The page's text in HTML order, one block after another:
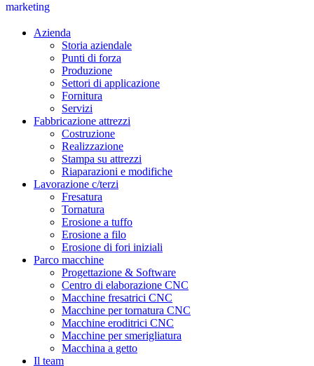
marketing
Azienda
Storia aziendale
Punti di forza
Produzione
Settori di applicazione
Fornitura
Servizi
Fabbricazione attrezzi
Costruzione
Realizzazione
Stampa su attrezzi
Riaparazioni e modifiche
Lavorazione c/terzi
Fresatura
Tornatura
Erosione a tuffo
Erosione a filo
Erosione di fori iniziali
Parco macchine
Progettazione & Software
Centro di elaborazione CNC
Macchine fresatrici CNC
Macchine per tornatura CNC
Macchine eroditrici CNC
Macchine per smerigliatura
Macchina a getto
Il team